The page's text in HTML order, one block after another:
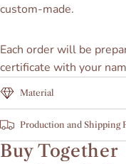
custom-made.
Each order will be
certificate with your
Material
Production and Shipping
Buy Together